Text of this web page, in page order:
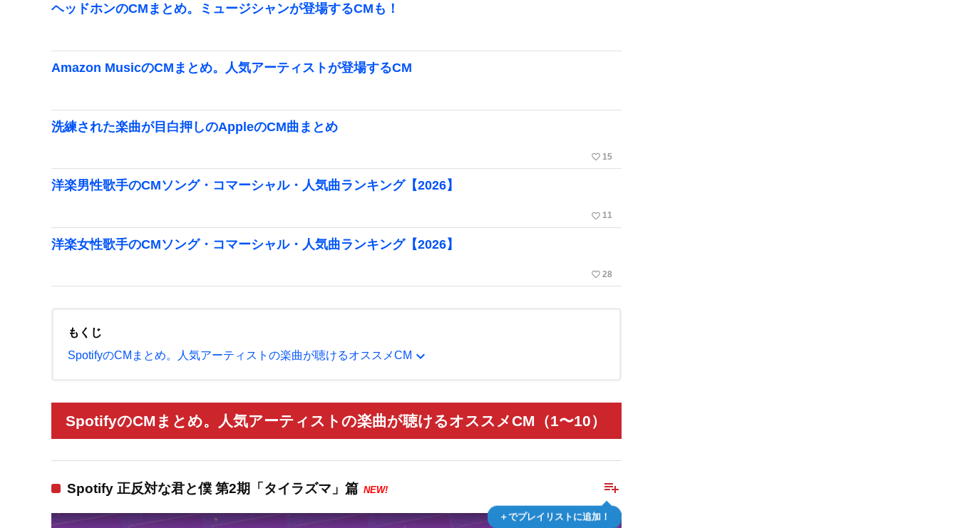
ヘッドホンのCMまとめ。ミュージシャンが登場するCMも！
Amazon MusicのCMまとめ。人気アーティストが登場するCM
洗練された楽曲が目白押しのAppleのCM曲まとめ
favorite_border 15
洋楽男性歌手のCMソング・コマーシャル・人気曲ランキング【2026】
favorite_border 11
洋楽女性歌手のCMソング・コマーシャル・人気曲ランキング【2026】
favorite_border 28
もくじ
SpotifyのCMまとめ。人気アーティストの楽曲が聴けるオススメCM expand_more
SpotifyのCMまとめ。人気アーティストの楽曲が聴けるオススメCM（1〜10）
playlist_add
＋でプレイリストに追加！
Spotify 正反対な君と僕 第2期「タイラズマ」篇 NEW!